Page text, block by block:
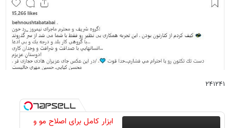
۲۴۱۲۴۱
ابزار کامل برای اصلاح مو و